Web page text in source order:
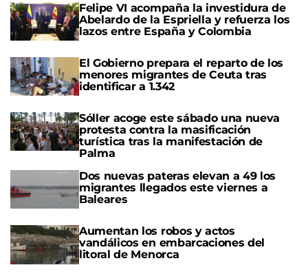
Felipe VI acompaña la investidura de
Abelardo de la Espriella y refuerza los
lazos entre España y Colombia
El Gobierno prepara el reparto de los
menores migrantes de Ceuta tras
identificar a 1.342
Sóller acoge este sábado una nueva
protesta contra la masificación
turística tras la manifestación de
Palma
Dos nuevas pateras elevan a 49 los
migrantes llegados este viernes a
Baleares
Aumentan los robos y actos
vandálicos en embarcaciones del
litoral de Menorca